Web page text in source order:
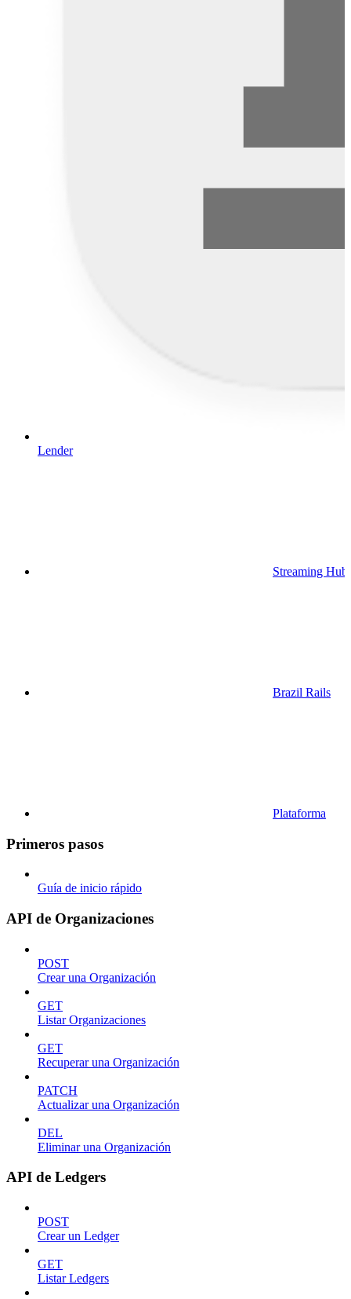
Lender
Streaming Hub
Brazil Rails
Plataforma
Primeros pasos
Guía de inicio rápido
API de Organizaciones
POST
Crear una Organización
GET
Listar Organizaciones
GET
Recuperar una Organización
PATCH
Actualizar una Organización
DEL
Eliminar una Organización
API de Ledgers
POST
Crear un Ledger
GET
Listar Ledgers